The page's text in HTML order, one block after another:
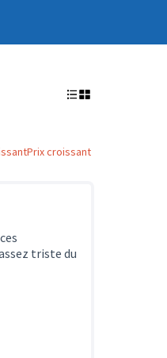
Prix croissant
triste du